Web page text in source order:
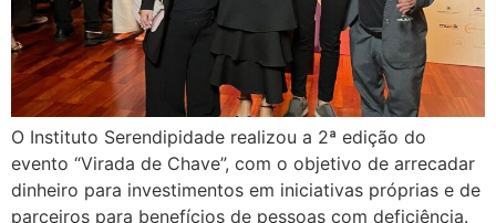
O Instituto Serendipidade realizou a 2ª edição do
evento “Virada de Chave”, com o objetivo de arrecadar
dinheiro para investimentos em iniciativas próprias e de
parceiros para benefícios de pessoas com deficiência.